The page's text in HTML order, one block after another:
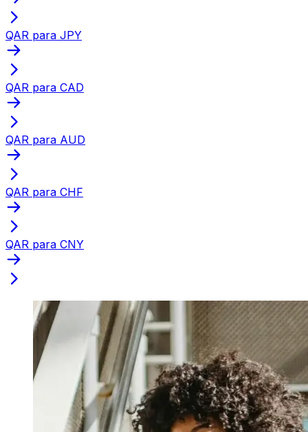
QAR para JPY
QAR para CAD
QAR para AUD
QAR para CHF
QAR para CNY